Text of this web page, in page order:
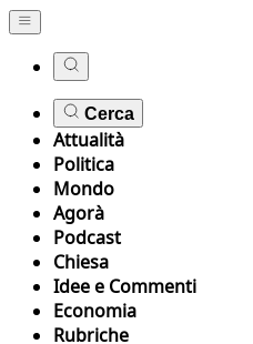
Cerca
Attualità
Politica
Mondo
Agorà
Podcast
Chiesa
Idee e Commenti
Economia
Rubriche